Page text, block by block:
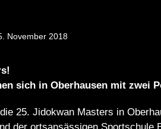
November 2018
sich in Oberhausen mit zwei
25. Jidokwan Masters in